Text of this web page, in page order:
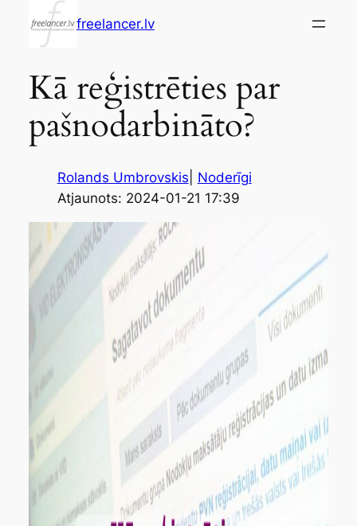
content
freelancer.lv
Kā reģistrēties par
pašnodarbināto?
Rolands Umbrovskis
Noderīgi
Atjaunots: 2024-01-21 17:39